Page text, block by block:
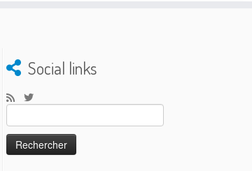
Social links
Rechercher :